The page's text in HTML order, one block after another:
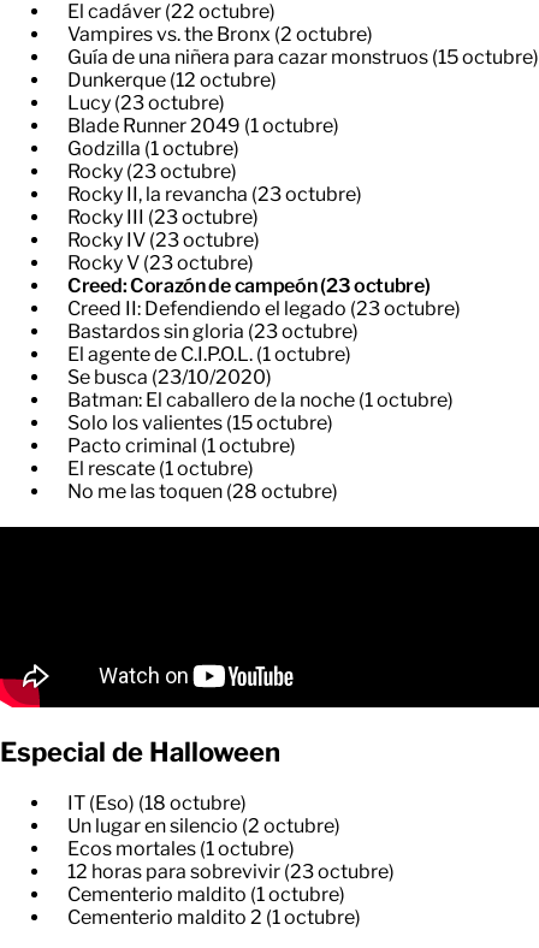
El cadáver (22 octubre)
Vampires vs. the Bronx (2 octubre)
Guía de una niñera para cazar monstruos (15 octubre)
Dunkerque (12 octubre)
Lucy (23 octubre)
Blade Runner 2049 (1 octubre)
Godzilla (1 octubre)
Rocky (23 octubre)
Rocky II, la revancha (23 octubre)
Rocky III (23 octubre)
Rocky IV (23 octubre)
Rocky V (23 octubre)
Creed: Corazón de campeón (23 octubre)
Creed II: Defendiendo el legado (23 octubre)
Bastardos sin gloria (23 octubre)
El agente de C.I.P.O.L. (1 octubre)
Se busca (23/10/2020)
Batman: El caballero de la noche (1 octubre)
Solo los valientes (15 octubre)
Pacto criminal (1 octubre)
El rescate (1 octubre)
No me las toquen (28 octubre)
Especial de Halloween
IT (Eso) (18 octubre)
Un lugar en silencio (2 octubre)
Ecos mortales (1 octubre)
12 horas para sobrevivir (23 octubre)
Cementerio maldito (1 octubre)
Cementerio maldito 2 (1 octubre)